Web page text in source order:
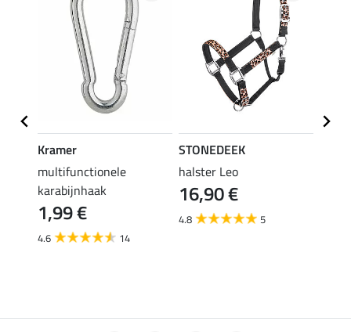
Kramer
multifunctionele
karabijnhaak
1,99 €
4.6 14
STONEDEEK
halster Leo
16,90 €
4.8 5